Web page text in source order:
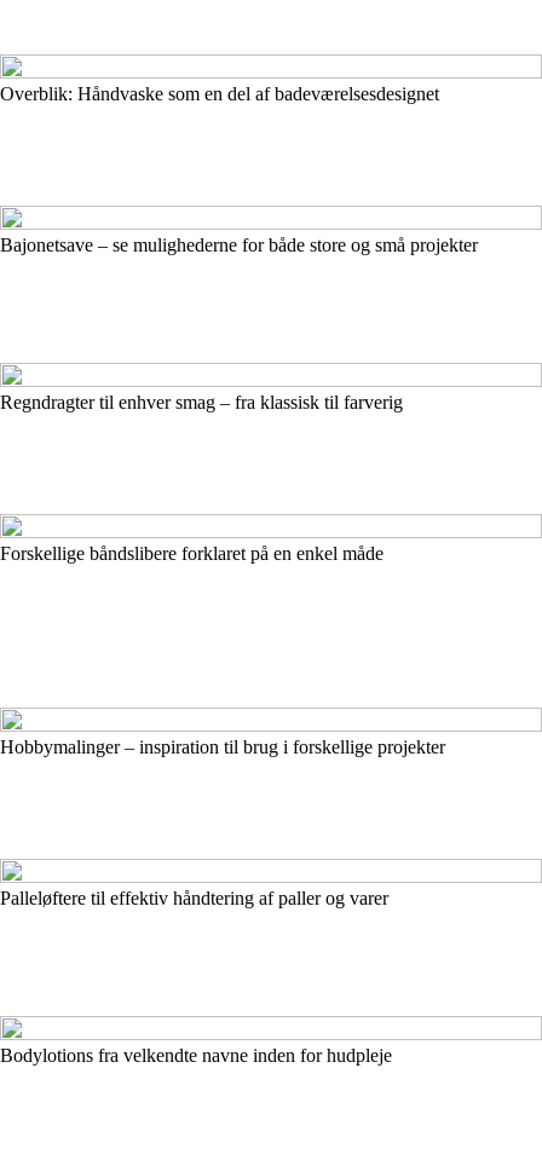
Overblik: Håndvaske som en del af badeværelsesdesignet
Bajonetsave – se mulighederne for både store og små projekter
Regndragter til enhver smag – fra klassisk til farverig
Forskellige båndslibere forklaret på en enkel måde
Hobbymalinger – inspiration til brug i forskellige projekter
Palleløftere til effektiv håndtering af paller og varer
Bodylotions fra velkendte navne inden for hudpleje